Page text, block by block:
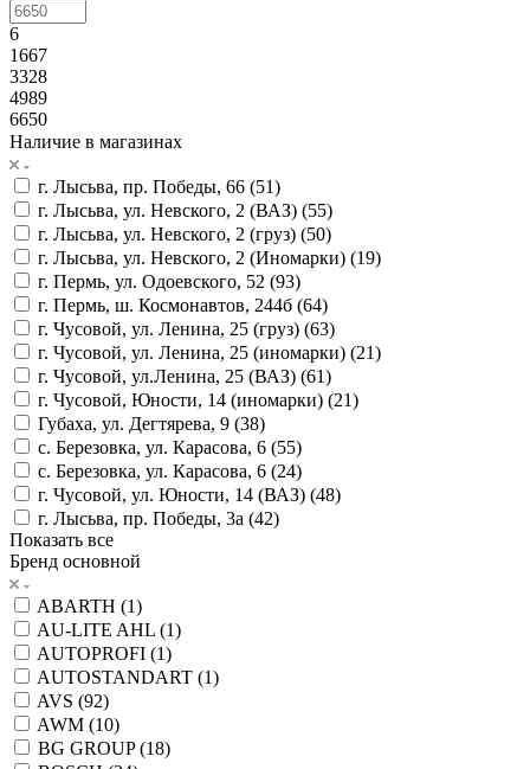
6
1667
3328
4989
6650
Наличие в магазинах
г. Лысьва, пр. Победы, 66 (51)
г. Лысьва, ул. Невского, 2 (ВАЗ) (55)
г. Лысьва, ул. Невского, 2 (груз) (50)
г. Лысьва, ул. Невского, 2 (Иномарки) (19)
г. Пермь, ул. Одоевского, 52 (93)
г. Пермь, ш. Космонавтов, 244б (64)
г. Чусовой, ул. Ленина, 25 (груз) (63)
г. Чусовой, ул. Ленина, 25 (иномарки) (21)
г. Чусовой, ул.Ленина, 25 (ВАЗ) (61)
г. Чусовой, Юности, 14 (иномарки) (21)
Губаха, ул. Дегтярева, 9 (38)
с. Березовка, ул. Карасова, 6 (55)
с. Березовка, ул. Карасова, 6 (24)
г. Чусовой, ул. Юности, 14 (ВАЗ) (48)
г. Лысьва, пр. Победы, 3а (42)
Показать все
Бренд основной
ABARTH (1)
AU-LITE AHL (1)
AUTOPROFI (1)
AUTOSTANDART (1)
AVS (92)
AWM (10)
BG GROUP (18)